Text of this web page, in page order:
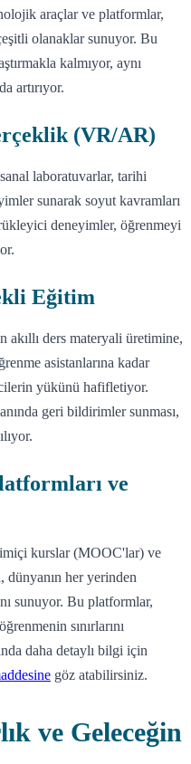
araçlar ve platformlar,
olanaklar sunuyor. Bu
kalmıyor, aynı
artırıyor.
(VR/AR)
laboratuvarlar, tarihi
sunarak soyut kavramları
deneyimler, öğrenmeyi
Eğitim
akıllı ders materyali üretimine,
asistanlarına kadar
yükünü hafifletiyor.
geri bildirimler sunması,
ve
kurslar (MOOC'lar) ve
her yerinden
sunuyor. Bu platformlar,
sınırlarını
daha detaylı bilgi için
göz atabilirsiniz.
ve Geleceğin